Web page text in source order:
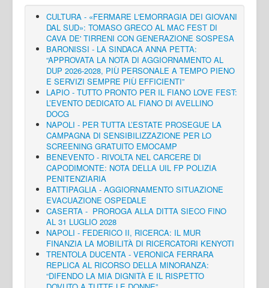
CULTURA - «FERMARE L'EMORRAGIA DEI GIOVANI
DAL SUD»: TOMASO GRECO AL MAC FEST DI
CAVA DE' TIRRENI CON GENERAZIONE SOSPESA
BARONISSI - LA SINDACA ANNA PETTA:
“APPROVATA LA NOTA DI AGGIORNAMENTO AL
DUP 2026-2028, PIÙ PERSONALE A TEMPO PIENO
E SERVIZI SEMPRE PIÙ EFFICIENTI”
LAPIO - TUTTO PRONTO PER IL FIANO LOVE FEST:
L’EVENTO DEDICATO AL FIANO DI AVELLINO
DOCG
NAPOLI - PER TUTTA L’ESTATE PROSEGUE LA
CAMPAGNA DI SENSIBILIZZAZIONE PER LO
SCREENING GRATUITO EMOCAMP
BENEVENTO - RIVOLTA NEL CARCERE DI
CAPODIMONTE: NOTA DELLA UIL FP POLIZIA
PENITENZIARIA
BATTIPAGLIA - AGGIORNAMENTO SITUAZIONE
EVACUAZIONE OSPEDALE
CASERTA - PROROGA ALLA DITTA SIECO FINO
AL 31 LUGLIO 2028
NAPOLI - FEDERICO II, RICERCA: IL MUR
FINANZIA LA MOBILITÀ DI RICERCATORI KENYOTI
TRENTOLA DUCENTA - VERONICA FERRARA
REPLICA AL RICORSO DELLA MINORANZA:
“DIFENDO LA MIA DIGNITÀ E IL RISPETTO